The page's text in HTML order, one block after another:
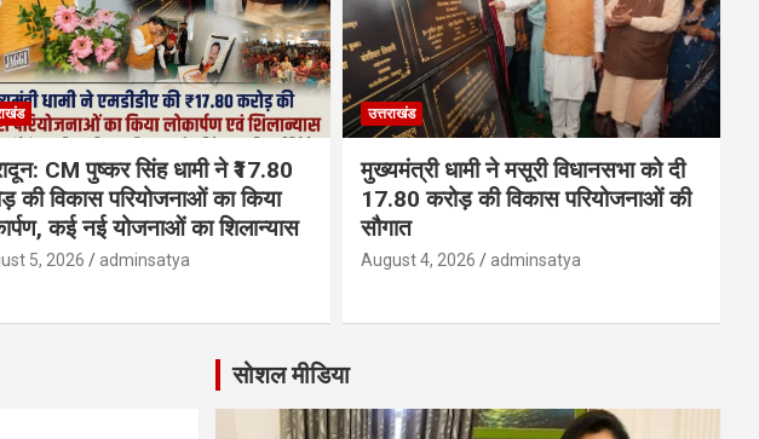
CM पुष्कर सिंह धामी ने ₹17.80
की विकास परियोजनाओं का किया
कई नई योजनाओं का शिलान्यास
5, 2026 adminsatya
उत्तराखंड
मुख्यमंत्री धामी ने मसूरी विधानसभा को दी
17.80 करोड़ की विकास परियोजनाओं की
सौगात
August 4, 2026 adminsatya
सोशल मीडिया